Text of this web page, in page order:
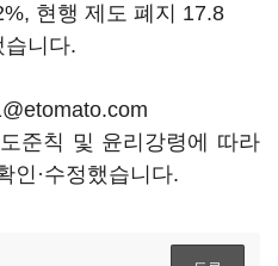
현행 제도 폐지 17.8
니다.
준칙 및 윤리강령에 따라
인·수정했습니다.